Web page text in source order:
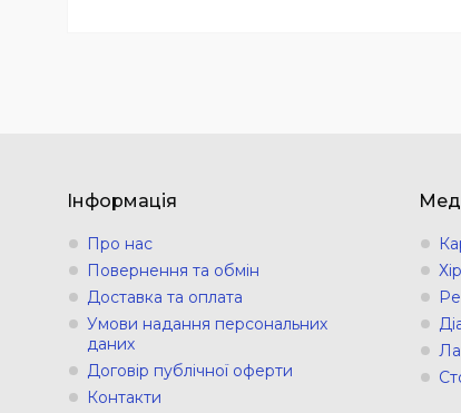
Інформація
Про нас
Повернення та обмін
Доставка та оплата
Умови надання персональних
даних
Договір публічної оферти
Контакти